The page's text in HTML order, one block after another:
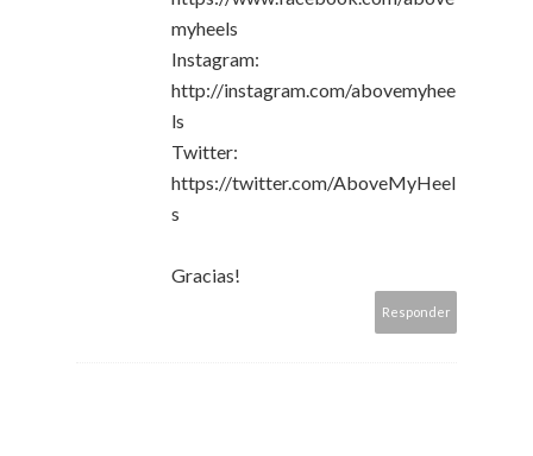
myheels
Instagram:
http://instagram.com/abovemyhee
ls
Twitter:
https://twitter.com/AboveMyHeel
s
Gracias!
Responder